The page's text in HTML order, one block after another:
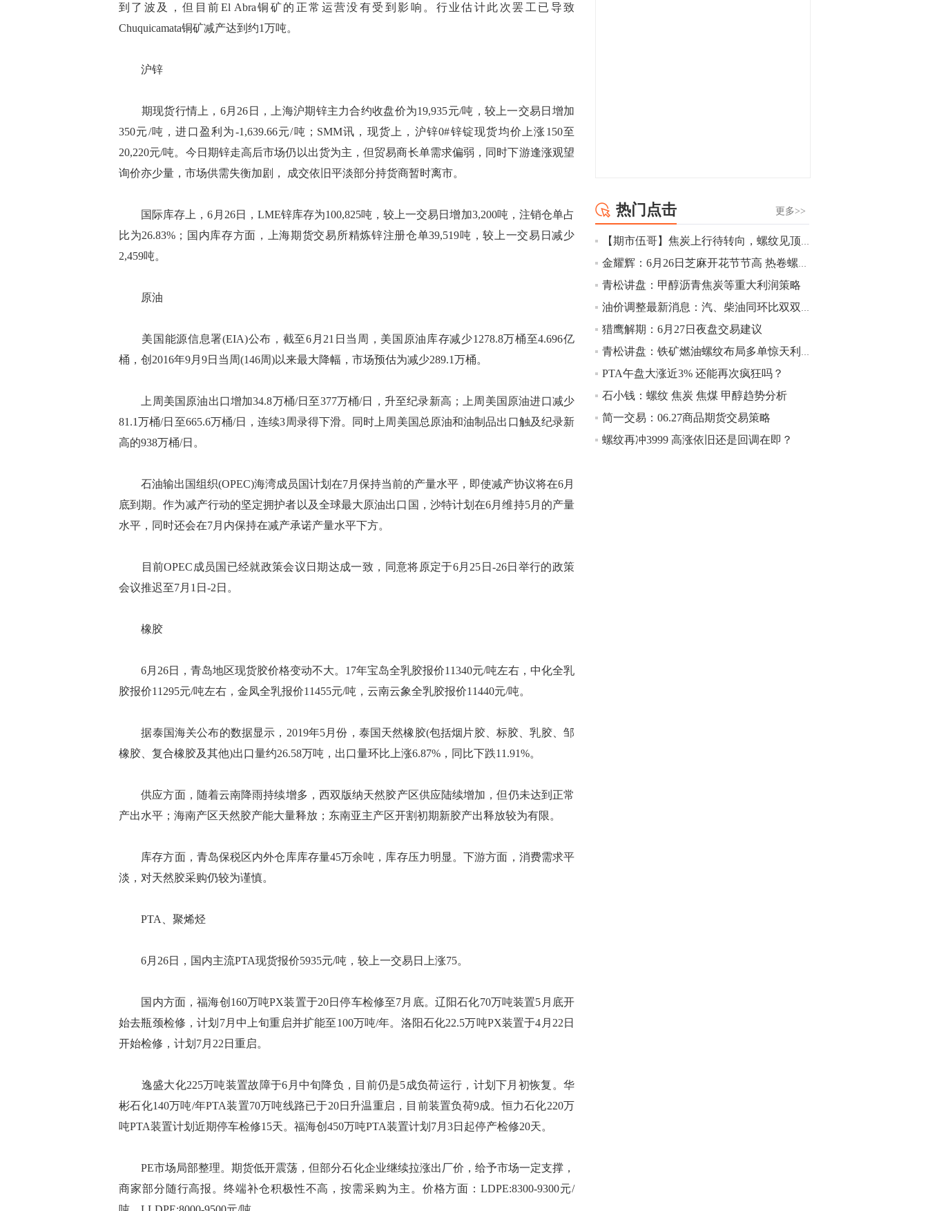
到了波及，但目前El Abra铜矿的正常运营没有受到影响。行业估计此次罢工已导致
Chuquicamata铜矿减产达到约1万吨。
沪锌
期现货行情上，6月26日，上海沪期锌主力合约收盘价为19,935元/吨，较上一交易日增加
350元/吨，进口盈利为-1,639.66元/吨；SMM讯，现货上，沪锌0#锌锭现货均价上涨150至
20,220元/吨。今日期锌走高后市场仍以出货为主，但贸易商长单需求偏弱，同时下游逢涨观望
询价亦少量，市场供需失衡加剧， 成交依旧平淡部分持货商暂时离市。
国际库存上，6月26日，LME锌库存为100,825吨，较上一交易日增加3,200吨，注销仓单占
比为26.83%；国内库存方面，上海期货交易所精炼锌注册仓单39,519吨，较上一交易日减少
2,459吨。
原油
美国能源信息署(EIA)公布，截至6月21日当周，美国原油库存减少1278.8万桶至4.696亿
桶，创2016年9月9日当周(146周)以来最大降幅，市场预估为减少289.1万桶。
上周美国原油出口增加34.8万桶/日至377万桶/日，升至纪录新高；上周美国原油进口减少
81.1万桶/日至665.6万桶/日，连续3周录得下滑。同时上周美国总原油和油制品出口触及纪录新
高的938万桶/日。
石油输出国组织(OPEC)海湾成员国计划在7月保持当前的产量水平，即使减产协议将在6月
底到期。作为减产行动的坚定拥护者以及全球最大原油出口国，沙特计划在6月维持5月的产量
水平，同时还会在7月内保持在减产承诺产量水平下方。
目前OPEC成员国已经就政策会议日期达成一致，同意将原定于6月25日-26日举行的政策
会议推迟至7月1日-2日。
橡胶
6月26日，青岛地区现货胶价格变动不大。17年宝岛全乳胶报价11340元/吨左右，中化全乳
胶报价11295元/吨左右，金凤全乳报价11455元/吨，云南云象全乳胶报价11440元/吨。
据泰国海关公布的数据显示，2019年5月份，泰国天然橡胶(包括烟片胶、标胶、乳胶、邹
橡胶、复合橡胶及其他)出口量约26.58万吨，出口量环比上涨6.87%，同比下跌11.91%。
供应方面，随着云南降雨持续增多，西双版纳天然胶产区供应陆续增加，但仍未达到正常
产出水平；海南产区天然胶产能大量释放；东南亚主产区开割初期新胶产出释放较为有限。
库存方面，青岛保税区内外仓库库存量45万余吨，库存压力明显。下游方面，消费需求平
淡，对天然胶采购仍较为谨慎。
PTA、聚烯烃
6月26日，国内主流PTA现货报价5935元/吨，较上一交易日上涨75。
国内方面，福海创160万吨PX装置于20日停车检修至7月底。辽阳石化70万吨装置5月底开
始去瓶颈检修，计划7月中上旬重启并扩能至100万吨/年。洛阳石化22.5万吨PX装置于4月22日
开始检修，计划7月22日重启。
逸盛大化225万吨装置故障于6月中旬降负，目前仍是5成负荷运行，计划下月初恢复。华
彬石化140万吨/年PTA装置70万吨线路已于20日升温重启，目前装置负荷9成。恒力石化220万
吨PTA装置计划近期停车检修15天。福海创450万吨PTA装置计划7月3日起停产检修20天。
PE市场局部整理。期货低开震荡，但部分石化企业继续拉涨出厂价，给予市场一定支撑，
商家部分随行高报。终端补仓积极性不高，按需采购为主。价格方面：LDPE:8300-9300元/
幅扩大至4.4%。
10:43
【行情】芝加哥11月大豆期货跌0.4%，12
月玉米期货跌1%。
10:43
【行情】油脂油料期货表现抢眼，豆二期
2.5%，棕榈油涨近2%，菜粕涨1.54%。
10:17
【研报精选】国内期货机构对8月5日的原
油期货走势预测
更多>>
热门点击
【期市伍哥】焦炭上行待转向，螺纹见顶需注意
金耀辉：6月26日芝麻开花节节高 热卷螺纹逢低多
青松讲盘：甲醇沥青焦炭等重大利润策略
油价调整最新消息：汽、柴油同环比双双下跌 请看全国油价下跌多少？
猎鹰解期：6月27日夜盘交易建议
青松讲盘：铁矿燃油螺纹布局多单惊天利润
PTA午盘大涨近3% 还能再次疯狂吗？
石小钱：螺纹 焦炭 焦煤 甲醇趋势分析
简一交易：06.27商品期货交易策略
螺纹再冲3999 高涨依旧还是回调在即？